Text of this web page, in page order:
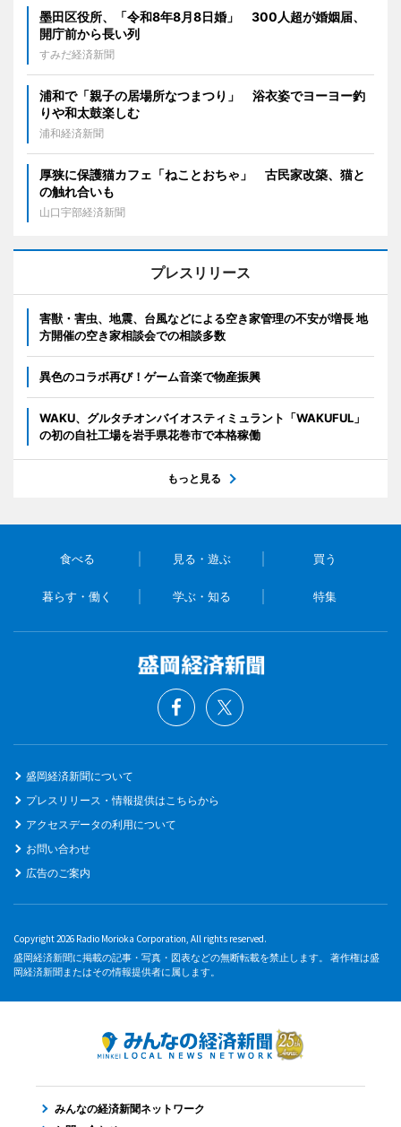
墨田区役所、「令和8年8月8日婚」 300人超が婚姻届、
開庁前から長い列
すみだ経済新聞
浦和で「親子の居場所なつまつり」 浴衣姿でヨーヨー釣
りや和太鼓楽しむ
浦和経済新聞
厚狭に保護猫カフェ「ねことおちゃ」 古民家改築、猫と
の触れ合いも
山口宇部経済新聞
プレスリリース
害獣・害虫、地震、台風などによる空き家管理の不安が増長 地
方開催の空き家相談会での相談多数
異色のコラボ再び！ゲーム音楽で物産振興
WAKU、グルタチオンバイオスティミュラント「WAKUFUL」
の初の自社工場を岩手県花巻市で本格稼働
もっと見る
食べる 見る・遊ぶ 買う
暮らす・働く 学ぶ・知る 特集
盛岡経済新聞について
プレスリリース・情報提供はこちらから
アクセスデータの利用について
お問い合わせ
広告のご案内
Copyright 2026 Radio Morioka Corporation, All rights reserved.
盛岡経済新聞に掲載の記事・写真・図表などの無断転載を禁止します。 著作権は盛
岡経済新聞またはその情報提供者に属します。
みんなの経済新聞ネットワーク